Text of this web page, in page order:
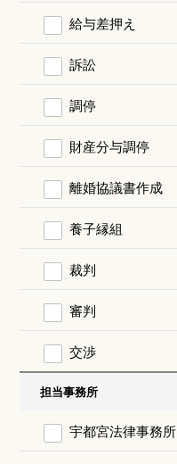
給与差押え
訴訟
調停
財産分与調停
離婚協議書作成
養子縁組
裁判
審判
交渉
担当事務所
宇都宮法律事務所